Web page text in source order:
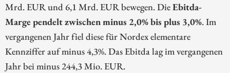
Mrd. EUR und 6,1 Mrd. EUR bewegen. DieEbitda-
Marge pendelt zwischen minus 2,0% bis plus 3,0%. Im
vergangenen Jahr fiel diese für Nordex elementare
Kennziffer auf minus 4,3%. Das Ebitda lag im vergangenen
Jahr bei minus 244,3 Mio. EUR.